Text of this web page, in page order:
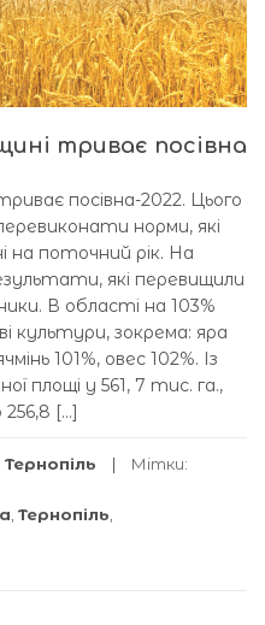
триває посівна
посівна-2022. Цього
норми, які
на поточний рік. На
які перевищили
В області на 103%
культури, зокрема: яра
101%, овес 102%. Із
площі у 561, 7 тис. га.,
256,8 […]
Тернопіль Мітки:
Тернопіль